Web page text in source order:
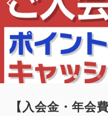
【入会金・年会